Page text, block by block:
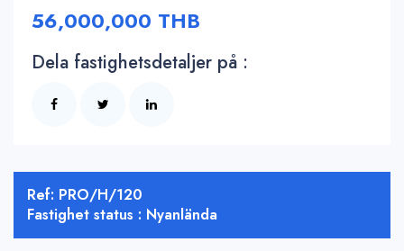
56,000,000 THB
Dela fastighetsdetaljer på :
Ref: PRO/H/120
Fastighet status : Nyanlända